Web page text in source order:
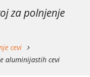
za polnjenje
cevi
aluminijastih cevi